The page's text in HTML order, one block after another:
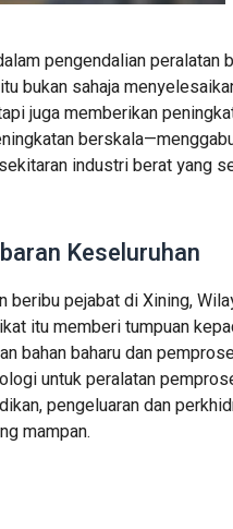
pengendalian peralatan
bukan sahaja
juga memberikan
industri berat yang
Keseluruhan
pejabat di Xining,
itu memberi tumpuan
bahan baharu dan
untuk peralatan
pengeluaran dan
mampan.